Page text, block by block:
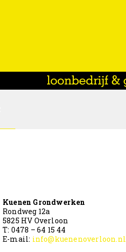
Kuenen Grondwerken
Rondweg 12a
5825 HV Overloon
T: 0478 – 64 15 44
E-mail: info@kuenenoverloon.nl